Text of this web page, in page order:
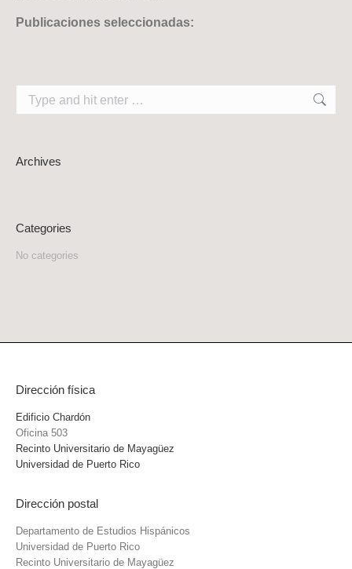
Publicaciones seleccionadas:
Archives
Categories
No categories
Dirección física
Edificio Chardón
Oficina 503
Recinto Universitario de Mayagüez
Universidad de Puerto Rico
Dirección postal
Departamento de Estudios Hispánicos
Universidad de Puerto Rico
Recinto Universitario de Mayagüez